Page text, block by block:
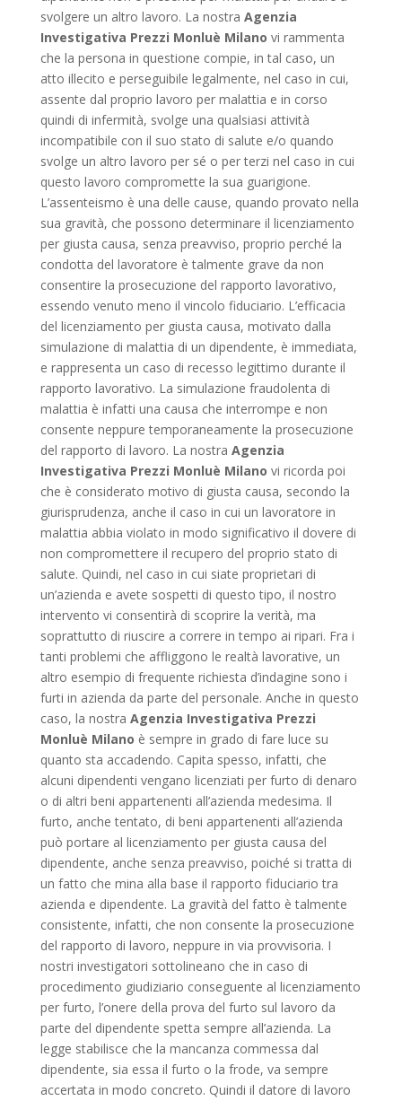
svolgere un altro lavoro. La nostra Agenzia
Investigativa Prezzi Monluè Milano vi rammenta
che la persona in questione compie, in tal caso, un
atto illecito e perseguibile legalmente, nel caso in cui,
assente dal proprio lavoro per malattia e in corso
quindi di infermità, svolge una qualsiasi attività
incompatibile con il suo stato di salute e/o quando
svolge un altro lavoro per sé o per terzi nel caso in cui
questo lavoro compromette la sua guarigione.
L’assenteismo è una delle cause, quando provato nella
sua gravità, che possono determinare il licenziamento
per giusta causa, senza preavviso, proprio perché la
condotta del lavoratore è talmente grave da non
consentire la prosecuzione del rapporto lavorativo,
essendo venuto meno il vincolo fiduciario. L’efficacia
del licenziamento per giusta causa, motivato dalla
simulazione di malattia di un dipendente, è immediata,
e rappresenta un caso di recesso legittimo durante il
rapporto lavorativo. La simulazione fraudolenta di
malattia è infatti una causa che interrompe e non
consente neppure temporaneamente la prosecuzione
del rapporto di lavoro. La nostra Agenzia
Investigativa Prezzi Monluè Milano vi ricorda poi
che è considerato motivo di giusta causa, secondo la
giurisprudenza, anche il caso in cui un lavoratore in
malattia abbia violato in modo significativo il dovere di
non compromettere il recupero del proprio stato di
salute. Quindi, nel caso in cui siate proprietari di
un’azienda e avete sospetti di questo tipo, il nostro
intervento vi consentirà di scoprire la verità, ma
soprattutto di riuscire a correre in tempo ai ripari. Fra i
tanti problemi che affliggono le realtà lavorative, un
altro esempio di frequente richiesta d’indagine sono i
furti in azienda da parte del personale. Anche in questo
caso, la nostra Agenzia Investigativa Prezzi
Monluè Milano è sempre in grado di fare luce su
quanto sta accadendo. Capita spesso, infatti, che
alcuni dipendenti vengano licenziati per furto di denaro
o di altri beni appartenenti all’azienda medesima. Il
furto, anche tentato, di beni appartenenti all’azienda
può portare al licenziamento per giusta causa del
dipendente, anche senza preavviso, poiché si tratta di
un fatto che mina alla base il rapporto fiduciario tra
azienda e dipendente. La gravità del fatto è talmente
consistente, infatti, che non consente la prosecuzione
del rapporto di lavoro, neppure in via provvisoria. I
nostri investigatori sottolineano che in caso di
procedimento giudiziario conseguente al licenziamento
per furto, l’onere della prova del furto sul lavoro da
parte del dipendente spetta sempre all’azienda. La
legge stabilisce che la mancanza commessa dal
dipendente, sia essa il furto o la frode, va sempre
accertata in modo concreto. Quindi il datore di lavoro